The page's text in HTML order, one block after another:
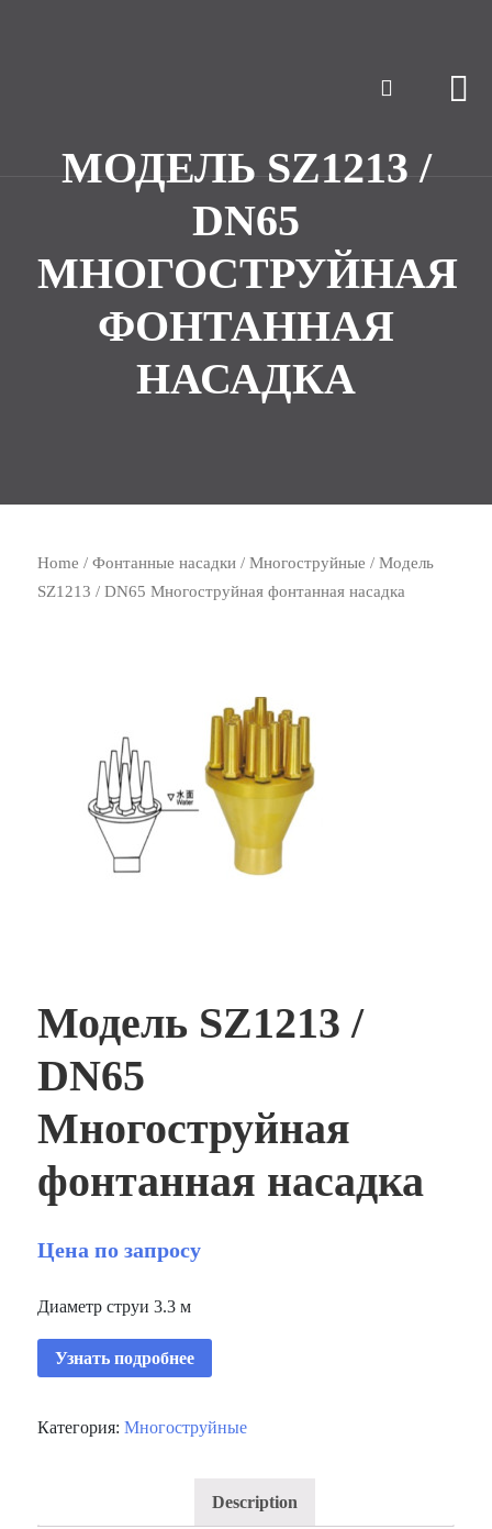
МОДЕЛЬ SZ1213 /
DN65
МНОГОСТРУЙНАЯ
ФОНТАННАЯ
НАСАДКА
Home /Фонтанные насадки /Многоструйные / Модель
SZ1213 / DN65 Многоструйная фонтанная насадка
Модель SZ1213 /
DN65
Многоструйная
фонтанная насадка
Цена по запросу
Диаметр струи 3.3 м
Узнать подробнее
Категория:Многоструйные
Description